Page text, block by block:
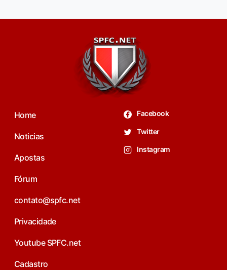
Home
Noticias
Apostas
Fórum
contato@spfc.net
Privacidade
Youtube SPFC.net
Cadastro
Facebook
Twitter
Instagram